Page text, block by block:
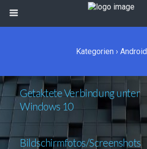
Kategorien › Android
Getaktete Verbindung unter
Windows 10
Bildschirmfotos/Screenshots